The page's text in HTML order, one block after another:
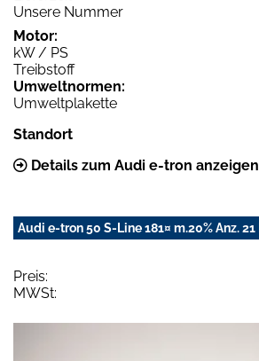
Unsere Nummer
Motor:
kW / PS
Treibstoff
Umweltnormen:
Umweltplakette
Standort
Details zum Audi e-tron anzeigen
Audi e-tron 50 S-Line 181¤ m.20% Anz.
Preis:
MWSt: